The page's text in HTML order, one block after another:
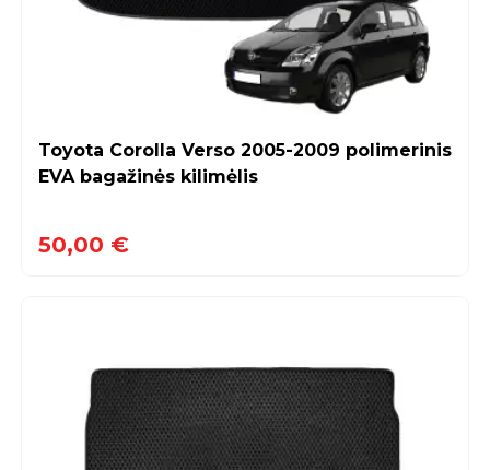
Toyota Corolla Verso 2005-2009 polimerinis
EVA bagažinės kilimėlis
50,00 €